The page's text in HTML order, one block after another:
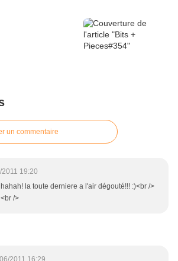
un commentaire
19:20
la toute derniere a l'air dégouté!!! :)<br />
/>
2011 16:29